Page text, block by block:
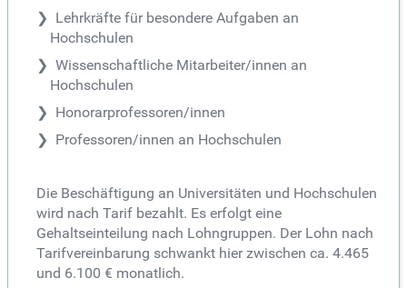
Lehrkräfte für besondere Aufgaben an
Hochschulen
Wissenschaftliche Mitarbeiter/innen an
Hochschulen
Honorarprofessoren/innen
Professoren/innen an Hochschulen
Die Beschäftigung an Universitäten und Hochschulen
wird nach Tarif bezahlt. Es erfolgt eine
Gehaltseinteilung nach Lohngruppen. Der Lohn nach
Tarifvereinbarung schwankt hier zwischen ca. 4.465
und 6.100 € monatlich.